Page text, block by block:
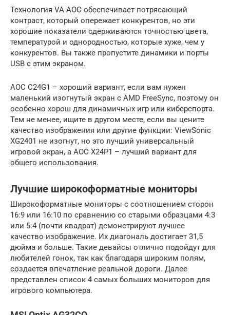
Технология VA AOC обеспечивает потрясающий
контраст, который опережает конкурентов, но эти
хорошие показатели сдерживаются точностью цвета,
температурой и однородностью, которые хуже, чем у
конкурентов. Вы также пропустите динамики и порты
USB с этим экраном.
AOC C24G1 – хороший вариант, если вам нужен
маленький изогнутый экран с AMD FreeSync, поэтому он
особенно хорош для динамичных игр или киберспорта.
Тем не менее, ищите в другом месте, если вы цените
качество изображения или другие функции: ViewSonic
XG2401 не изогнут, но это лучший универсальный
игровой экран, а AOC X24P1 – лучший вариант для
общего использования.
Лучшие широкоформатные мониторы
Широкоформатные мониторы с соотношением сторон
16:9 или 16:10 по сравнению со старыми образцами 4:3
или 5:4 (почти квадрат) демонстрируют лучшее
качество изображение. Их диагональ достигает 31,5
дюйма и больше. Такие девайсы отлично подойдут для
любителей гонок, так как благодаря широким полям,
создается впечатление реальной дороги. Далее
представлен список 4 самых больших мониторов для
игрового компьютера.